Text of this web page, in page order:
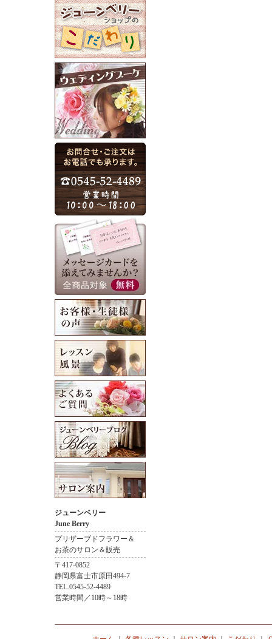
ジューンベリー
June Berry
プリザーブドフラワー＆
お茶のサロン＆販売
〒417-0852
静岡県富士市原田494-7
TEL.0545-52-4489
営業時間／10時～18時